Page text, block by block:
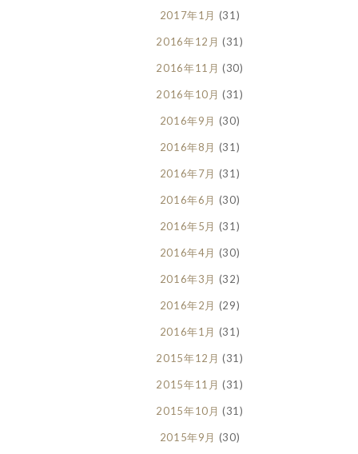
2017年1月 (31)
2016年12月 (31)
2016年11月 (30)
2016年10月 (31)
2016年9月 (30)
2016年8月 (31)
2016年7月 (31)
2016年6月 (30)
2016年5月 (31)
2016年4月 (30)
2016年3月 (32)
2016年2月 (29)
2016年1月 (31)
2015年12月 (31)
2015年11月 (31)
2015年10月 (31)
2015年9月 (30)